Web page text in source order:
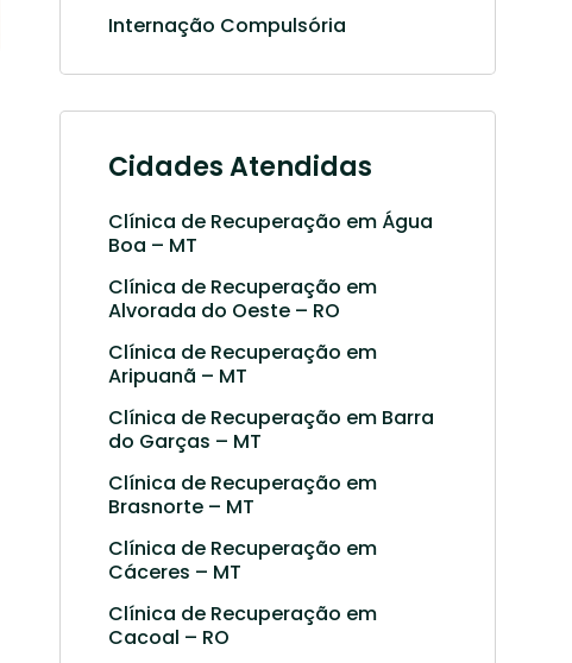
Internação Compulsória
Cidades Atendidas
Clínica de Recuperação em Água
Boa – MT
Clínica de Recuperação em
Alvorada do Oeste – RO
Clínica de Recuperação em
Aripuanã – MT
Clínica de Recuperação em Barra
do Garças – MT
Clínica de Recuperação em
Brasnorte – MT
Clínica de Recuperação em
Cáceres – MT
Clínica de Recuperação em
Cacoal – RO